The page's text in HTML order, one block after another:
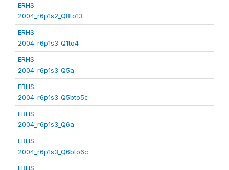
ERHS
2004_r6p1s2_Q8to13
ERHS
2004_r6p1s3_Q1to4
ERHS
2004_r6p1s3_Q5a
ERHS
2004_r6p1s3_Q5bto5c
ERHS
2004_r6p1s3_Q6a
ERHS
2004_r6p1s3_Q6bto6c
ERHS